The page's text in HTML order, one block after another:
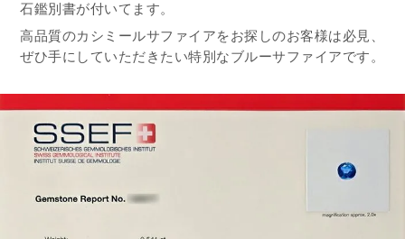
石鑑別書が付いてます。
高品質のカシミールサファイアをお探しのお客様は必見、
ぜひ手にしていただきたい特別なブルーサファイアです。